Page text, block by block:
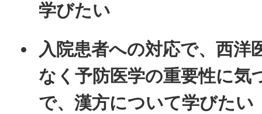
学びたい
入院患者への対応で、西洋
なく予防医学の重要性に気
で、漢方について学びたい